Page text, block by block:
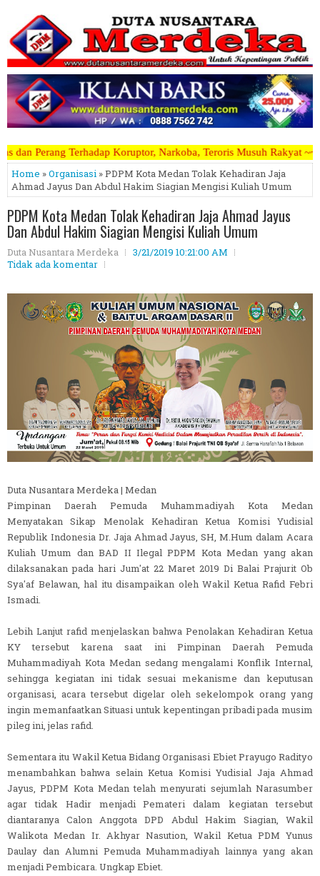
Narkoba, Teroris Musuh Rakyat ~~~~~>>>>> Kami
Home »Organisasi » PDPM Kota Medan Tolak Kehadiran Jaja
Ahmad Jayus Dan Abdul Hakim Siagian Mengisi Kuliah Umum
PDPM Kota Medan Tolak Kehadiran Jaja Ahmad Jayus
Dan Abdul Hakim Siagian Mengisi Kuliah Umum
Duta Nusantara Merdeka
3/21/2019 10:21:00 AM
Tidak ada komentar
Duta Nusantara Merdeka | Medan
Pimpinan Daerah Pemuda Muhammadiyah Kota Medan
Menyatakan Sikap Menolak Kehadiran Ketua Komisi Yudisial
Republik Indonesia Dr. Jaja Ahmad Jayus, SH, M.Hum dalam Acara
Kuliah Umum dan BAD II Ilegal PDPM Kota Medan yang akan
dilaksanakan pada hari Jum'at 22 Maret 2019 Di Balai Prajurit Ob
Sya'af Belawan, hal itu disampaikan oleh Wakil Ketua Rafid Febri
Ismadi.
Lebih Lanjut rafid menjelaskan bahwa Penolakan Kehadiran Ketua
KY tersebut karena saat ini Pimpinan Daerah Pemuda
Muhammadiyah Kota Medan sedang mengalami Konflik Internal,
sehingga kegiatan ini tidak sesuai mekanisme dan keputusan
organisasi, acara tersebut digelar oleh sekelompok orang yang
ingin memanfaatkan Situasi untuk kepentingan pribadi pada musim
pileg ini, jelas rafid.
Sementara itu Wakil Ketua Bidang Organisasi Ebiet Prayugo Radityo
menambahkan bahwa selain Ketua Komisi Yudisial Jaja Ahmad
Jayus, PDPM Kota Medan telah menyurati sejumlah Narasumber
agar tidak Hadir menjadi Pemateri dalam kegiatan tersebut
diantaranya Calon Anggota DPD Abdul Hakim Siagian, Wakil
Walikota Medan Ir. Akhyar Nasution, Wakil Ketua PDM Yunus
Daulay dan Alumni Pemuda Muhammadiyah lainnya yang akan
menjadi Pembicara. Ungkap Ebiet.